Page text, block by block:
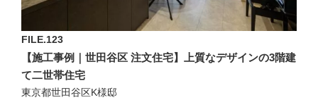
FILE.123
【施工事例｜世田谷区 注文住宅】上質なデザインの3階建
て二世帯住宅
東京都世田谷区K様邸